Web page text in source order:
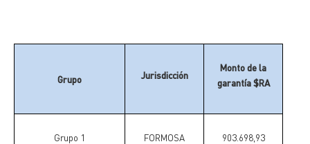
Grupo Jurisdicción
Monto de la
garantía $RA
Grupo 1 FORMOSA 903.698,93